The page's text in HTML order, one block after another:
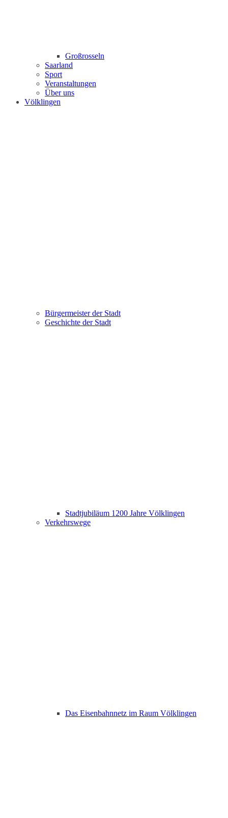
Großrosseln
Saarland
Sport
Veranstaltungen
Über uns
Völklingen
Bürgermeister der Stadt
Geschichte der Stadt
Stadtjubiläum 1200 Jahre Völklingen
Verkehrswege
Das Eisenbahnnetz im Raum Völklingen